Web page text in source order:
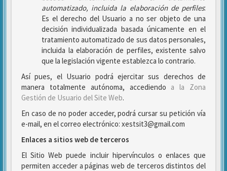
automatizado, incluida la elaboración de perfiles:
Es el derecho del Usuario a no ser objeto de una
decisión individualizada basada únicamente en el
tratamiento automatizado de sus datos personales,
incluida la elaboración de perfiles, existente salvo
que la legislación vigente establezca lo contrario.
Así pues, el Usuario podrá ejercitar sus derechos de
manera totalmente autónoma, accediendo a la Zona
Gestión de Usuario del Site Web.
En caso de no poder acceder, podrá cursar su petición vía
e-mail, en el correo electrónico: xestsit3@gmail.com
Enlaces a sitios web de terceros
El Sitio Web puede incluir hipervínculos o enlaces que
permiten acceder a páginas web de terceros distintos del